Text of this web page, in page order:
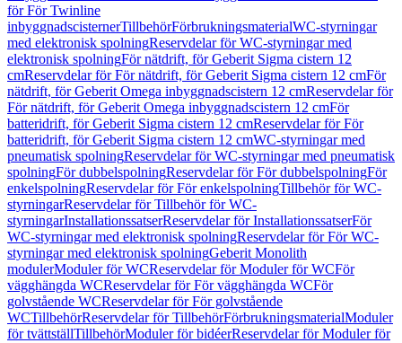
för För Twinline
inbyggnadscisternerTillbehörFörbrukningsmaterialWC-styrningar
med elektronisk spolningReservdelar för WC-styrningar med
elektronisk spolningFör nätdrift, för Geberit Sigma cistern 12
cmReservdelar för För nätdrift, för Geberit Sigma cistern 12 cmFör
nätdrift, för Geberit Omega inbyggnadscistern 12 cmReservdelar för
För nätdrift, för Geberit Omega inbyggnadscistern 12 cmFör
batteridrift, för Geberit Sigma cistern 12 cmReservdelar för För
batteridrift, för Geberit Sigma cistern 12 cmWC-styrningar med
pneumatisk spolningReservdelar för WC-styrningar med pneumatisk
spolningFör dubbelspolningReservdelar för För dubbelspolningFör
enkelspolningReservdelar för För enkelspolningTillbehör för WC-
styrningarReservdelar för Tillbehör för WC-
styrningarInstallationssatserReservdelar för InstallationssatserFör
WC-styrningar med elektronisk spolningReservdelar för För WC-
styrningar med elektronisk spolningGeberit Monolith
modulerModuler för WCReservdelar för Moduler för WCFör
vägghängda WCReservdelar för För vägghängda WCFör
golvstående WCReservdelar för För golvstående
WCTillbehörReservdelar för TillbehörFörbrukningsmaterialModuler
för tvättställTillbehörModuler för bidéerReservdelar för Moduler för